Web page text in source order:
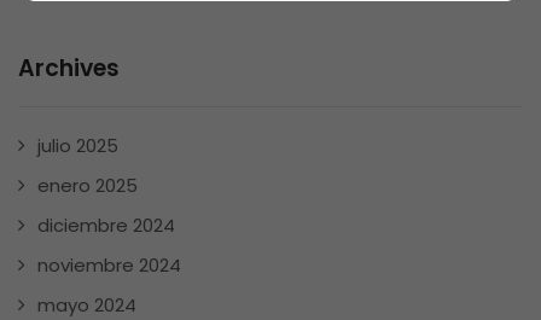
Archives
julio 2025
enero 2025
diciembre 2024
noviembre 2024
mayo 2024